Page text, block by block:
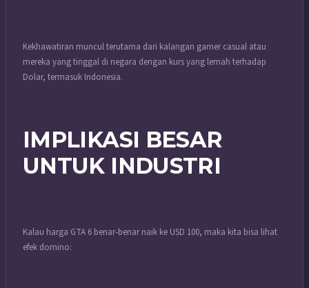
Kekhawatiran muncul terutama dari kalangan gamer casual atau
mereka yang tinggal di negara dengan kurs yang lemah terhadap
Dolar, termasuk Indonesia.
IMPLIKASI BESAR
UNTUK INDUSTRI
Kalau harga GTA 6 benar-benar naik ke USD 100, maka kita bisa lihat
efek domino: